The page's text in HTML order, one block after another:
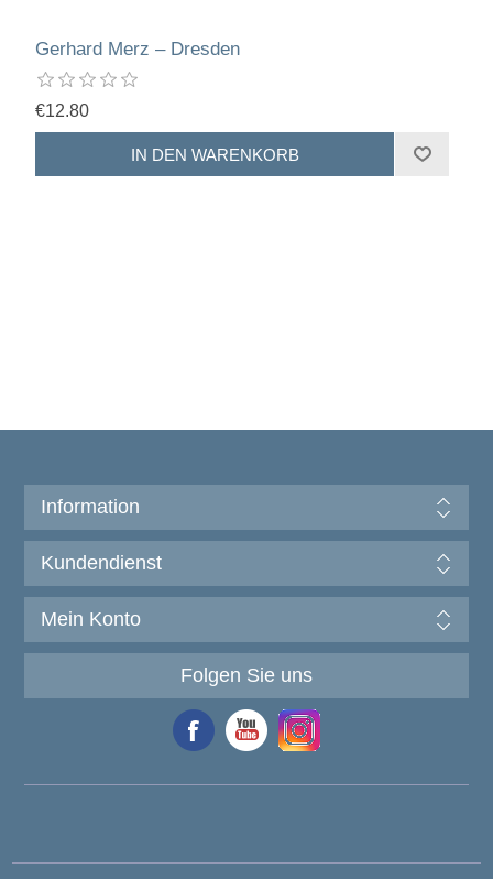
Gerhard Merz – Dresden
€12.80
Information
Kundendienst
Mein Konto
Folgen Sie uns